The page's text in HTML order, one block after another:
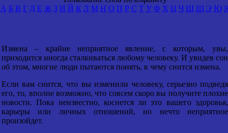
А Б В Г Д Е Ж З И Й К Л М Н О П Р С Т У Ф Х Ц Ч Ш Щ Э Ю
Измена – крайне неприятное явление, с которым, увы,
приходится иногда сталкиваться любому человеку. И увидев сон
об этом, многие люди пытаются понять, к чему снится измена.
Если вам снится, что вы изменили человеку, серьезно подведя
его, то, вполне возможно, что совсем скоро вы получите плохие
новости. Пока неизвестно, коснется ли это вашего здоровья,
карьеры или личных отношений, но нечто неприятное
произойдет.